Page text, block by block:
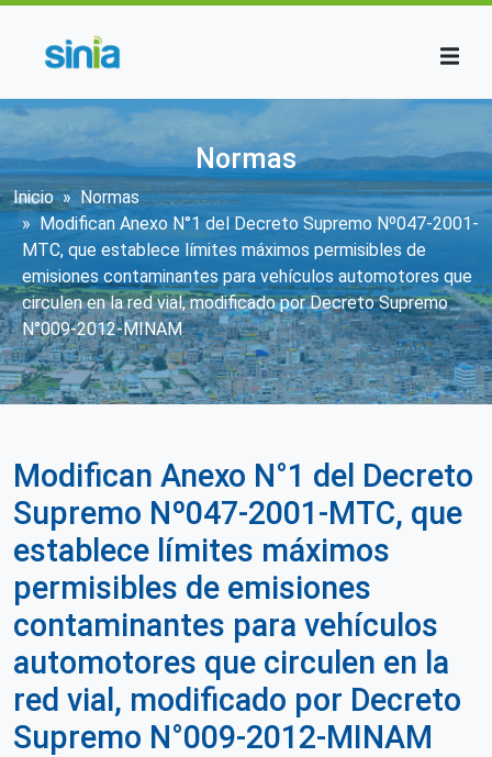
Normas
Sobrescribir enlaces de ayuda a la
Inicio
Normas
Modifican Anexo N°1 del Decreto Supremo Nº047-2001-
MTC, que establece límites máximos permisibles de
emisiones contaminantes para vehículos automotores que
circulen en la red vial, modificado por Decreto Supremo
N°009-2012-MINAM
Modifican Anexo N°1 del Decreto
Supremo Nº047-2001-MTC, que
establece límites máximos
permisibles de emisiones
contaminantes para vehículos
automotores que circulen en la
red vial, modificado por Decreto
Supremo N°009-2012-MINAM